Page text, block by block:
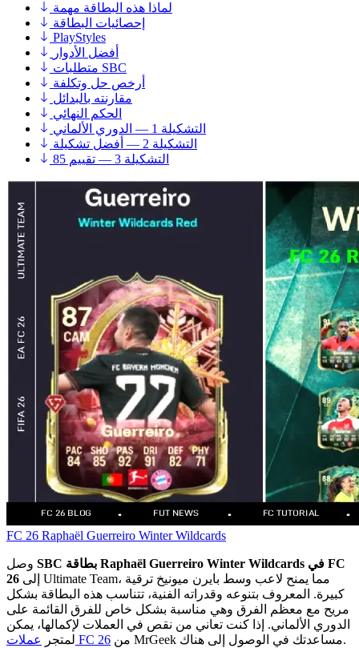
لماذا هذه البطاقة مهمة
إحصائيات البطاقة
PlayStyles
أفضل الأدوار
متطلبات SBC
أرخص حل وتكلفة
مقارنته بالبدائل
الحكم النهائي
التشكيلة 1 — الدوري الألماني
التشكيلة 2 — أفضل تشكيلة
التشكيلة 3 — تقييم 85
FC 26 Raphaël Guerreiro Winter Wildcards
SBC بطاقة Raphaël Guerreiro Winter Wildcards في FC
26
كبيرة. المعروف بتنوعه وقدراته الفنية، تتناسب هذه البطاقة بشكل
مريح مع معظم الفرق وهي مناسبة بشكل خاص للفرق القائمة على
الدوري الألماني. إذا كنت تعاني من نقص في العملات لإكمالها، يمكن
لمتجر عملات FC 26 من MrGeek مساعدتك في الوصول إلى هناك.